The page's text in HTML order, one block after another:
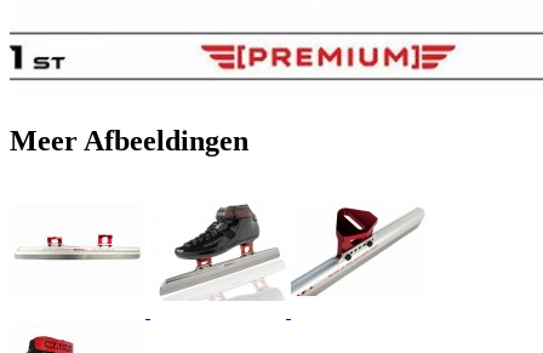
Meer Afbeeldingen